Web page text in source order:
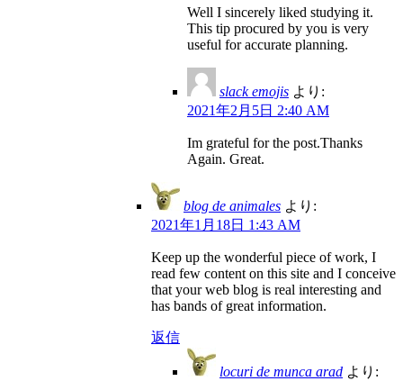
Well I sincerely liked studying it.
This tip procured by you is very
useful for accurate planning.
slack emojis より:
2021年2月5日 2:40 AM
Im grateful for the post.Thanks
Again. Great.
blog de animales より:
2021年1月18日 1:43 AM
Keep up the wonderful piece of work, I
read few content on this site and I conceive
that your web blog is real interesting and
has bands of great information.
返信
locuri de munca arad より: